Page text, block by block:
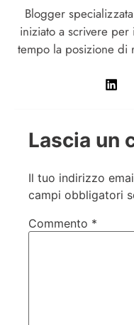
Blogger
iniziato a scrivere
tempo la posizione di
Lascia un
Il tuo indirizzo
campi obbligatori
Commento *